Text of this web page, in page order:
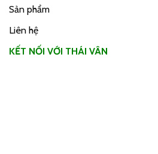
Sản phẩm
Liên hệ
KẾT NỐI VỚI THÁI VÂN